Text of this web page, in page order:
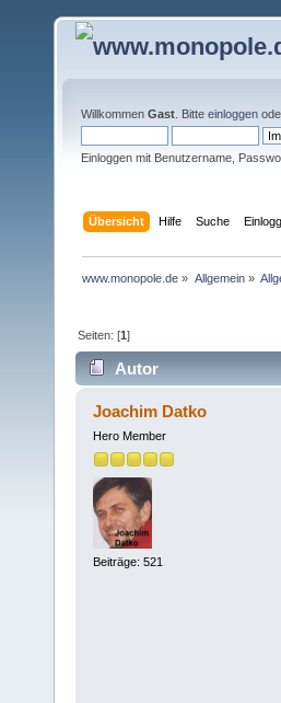
Willkommen Gast . Bitte einloggen
Einloggen mit Benutzername,
Übersicht Hilfe Suche
www.monopole.de » Allgemein»
Seiten: [1]
Autor
Joachim Datko
Hero Member
Beiträge: 521